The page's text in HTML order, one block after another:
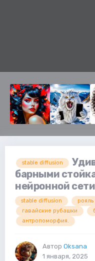
stable diffusion
барными
нейронной
stable diffusion рояль
гавайские рубашки
антропоморфия.
Автор Oksana
1 января, 2025